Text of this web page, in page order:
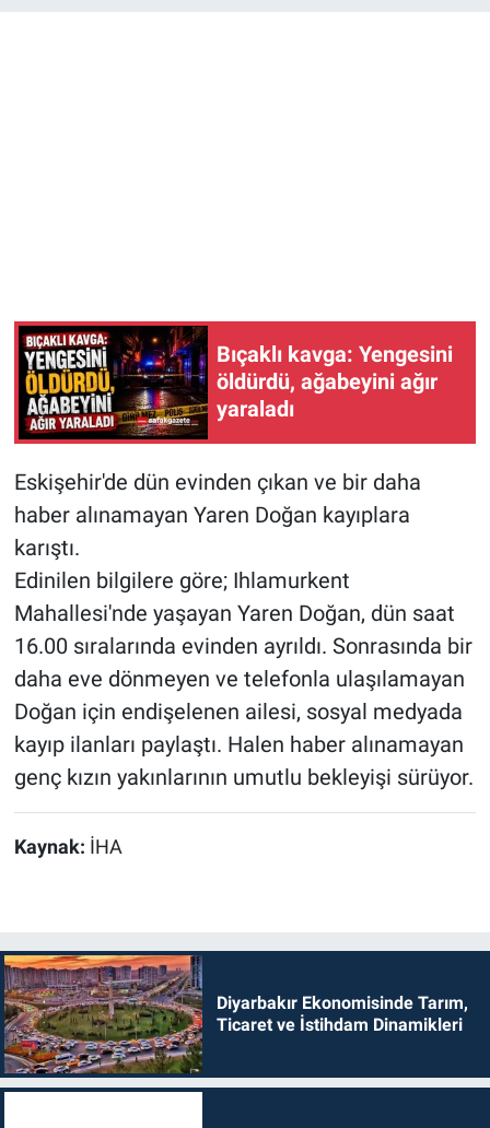
Bıçaklı kavga: Yengesini
öldürdü, ağabeyini ağır
yaraladı
Eskişehir'de dün evinden çıkan ve bir daha
haber alınamayan Yaren Doğan kayıplara
karıştı.
Edinilen bilgilere göre; Ihlamurkent
Mahallesi'nde yaşayan Yaren Doğan, dün saat
16.00 sıralarında evinden ayrıldı. Sonrasında bir
daha eve dönmeyen ve telefonla ulaşılamayan
Doğan için endişelenen ailesi, sosyal medyada
kayıp ilanları paylaştı. Halen haber alınamayan
genç kızın yakınlarının umutlu bekleyişi sürüyor.
Kaynak: İHA
Diyarbakır Ekonomisinde Tarım,
Ticaret ve İstihdam Dinamikleri